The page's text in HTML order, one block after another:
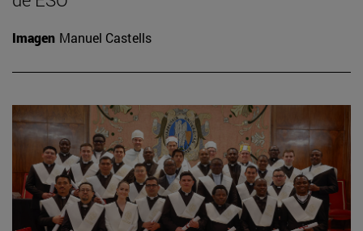
Imagen Manuel Castells